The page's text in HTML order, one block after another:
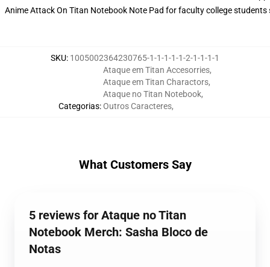
Anime Attack On Titan Notebook Note Pad for faculty college
SKU: 1005002364230765-1-1-1-1-1-2-1-1-1-1
Categorias:
Ataque em Titan Accesorries,
Ataque em Titan Charactors,
Ataque no Titan Notebook,
Outros Caracteres,
What Customers Say
5 reviews for Ataque no Titan
Notebook Merch: Sasha Bloco de
Notas